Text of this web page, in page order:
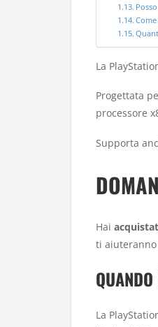
La
Progettata
processore
Supporta
Hai
ti
La